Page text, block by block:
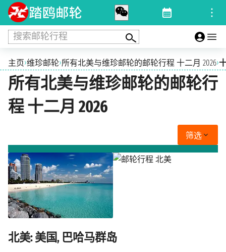
搜索邮轮行程
主页›维珍邮轮›所有北美与维珍邮轮的邮轮行程 十二月 2026›
所有北美与维珍邮轮的邮轮行
程 十二月 2026
筛选
北美: 美国, 巴哈马群岛